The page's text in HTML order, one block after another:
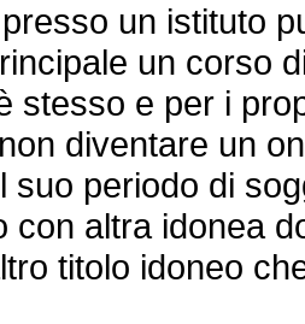
un istituto
un corso
stesso e per i
diventare un
suo periodo di
con altra idonea
titolo idoneo